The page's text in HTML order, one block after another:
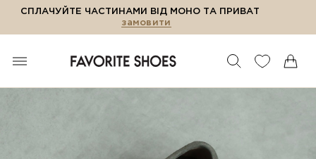
СПЛАЧУЙТЕ ЧАСТИНАМИ ВІД МОНО ТА ПРИВАТ
замовити